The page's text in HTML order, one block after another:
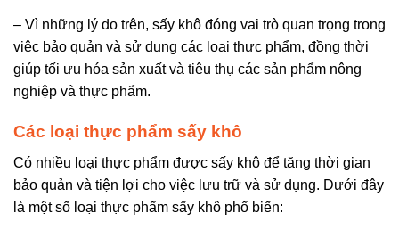
– Vì những lý do trên, sấy khô đóng vai trò quan trọng trong
việc bảo quản và sử dụng các loại thực phẩm, đồng thời
giúp tối ưu hóa sản xuất và tiêu thụ các sản phẩm nông
nghiệp và thực phẩm.
Các loại thực phẩm sấy khô
Có nhiều loại thực phẩm được sấy khô để tăng thời gian
bảo quản và tiện lợi cho việc lưu trữ và sử dụng. Dưới đây
là một số loại thực phẩm sấy khô phổ biến: